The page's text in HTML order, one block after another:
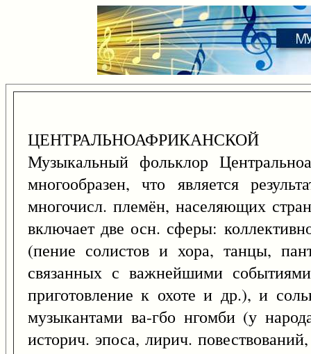
Музыкальный фольклор
многообразен, что является
многочисл. племён, населяющих
включает две осн. сферы:
(пение солистов и хора, танцы,
связанных с важнейшими
приготовление к охоте и др.), и
музыкантами ва-гбо нгомби (у
историч. эпоса, лирич.